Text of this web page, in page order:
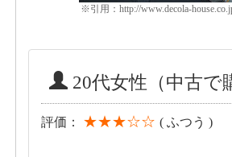
※引用：http://www.decola-
20代女性（中古
評価： ★★★☆☆ ( ふつう )